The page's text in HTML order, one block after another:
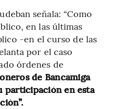
señala: “Como
en las últimas
-en el curso de las
por el caso
órdenes de
de Bancamiga
participación en esta